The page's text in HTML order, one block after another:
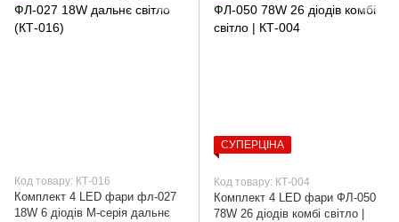
Код товару: КТ-016
Комплект 4 LED фари фл-027
18W 6 діодів M-серія дальнє
СУПЕРЦІНА
Код товару: КТ-004
Комплект 4 LED фари ФЛ-050
78W 26 діодів комбі світло |